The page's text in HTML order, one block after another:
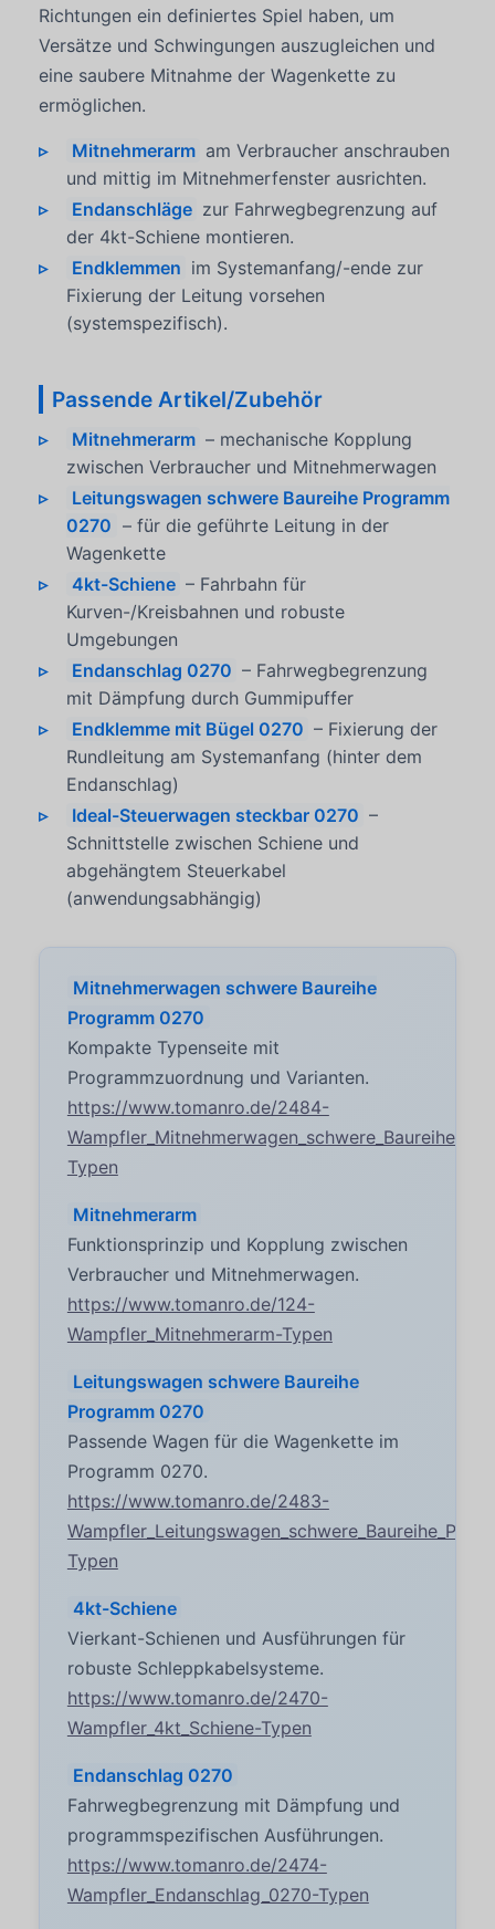
Richtungen ein definiertes Spiel haben, um
Versätze und Schwingungen auszugleichen und
eine saubere Mitnahme der Wagenkette zu
ermöglichen.
Mitnehmerarm am Verbraucher anschrauben
und mittig im Mitnehmerfenster ausrichten.
Endanschläge zur Fahrwegbegrenzung auf
der 4kt-Schiene montieren.
Endklemmen im Systemanfang/-ende zur
Fixierung der Leitung vorsehen
(systemspezifisch).
Passende Artikel/Zubehör
Mitnehmerarm – mechanische Kopplung
zwischen Verbraucher und Mitnehmerwagen
Leitungswagen schwere Baureihe Programm
0270 – für die geführte Leitung in der
Wagenkette
4kt-Schiene – Fahrbahn für
Kurven-/Kreisbahnen und robuste
Umgebungen
Endanschlag 0270 – Fahrwegbegrenzung
mit Dämpfung durch Gummipuffer
Endklemme mit Bügel 0270 – Fixierung der
Rundleitung am Systemanfang (hinter dem
Endanschlag)
Ideal-Steuerwagen steckbar 0270 –
Schnittstelle zwischen Schiene und
abgehängtem Steuerkabel
(anwendungsabhängig)
Mitnehmerwagen schwere Baureihe
Programm 0270
Kompakte Typenseite mit
Programmzuordnung und Varianten.
https://www.tomanro.de/2484-
Typen
Mitnehmerarm
Funktionsprinzip und Kopplung zwischen
Verbraucher und Mitnehmerwagen.
https://www.tomanro.de/124-
Wampfler_Mitnehmerarm-Typen
Leitungswagen schwere Baureihe
Programm 0270
Passende Wagen für die Wagenkette im
Programm 0270.
https://www.tomanro.de/2483-
Typen
4kt-Schiene
Vierkant-Schienen und Ausführungen für
robuste Schleppkabelsysteme.
https://www.tomanro.de/2470-
Wampfler_4kt_Schiene-Typen
Endanschlag 0270
Fahrwegbegrenzung mit Dämpfung und
programmspezifischen Ausführungen.
https://www.tomanro.de/2474-
Wampfler_Endanschlag_0270-Typen